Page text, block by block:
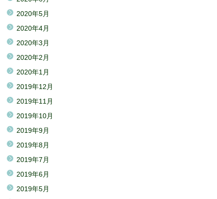
2020年5月
2020年4月
2020年3月
2020年2月
2020年1月
2019年12月
2019年11月
2019年10月
2019年9月
2019年8月
2019年7月
2019年6月
2019年5月